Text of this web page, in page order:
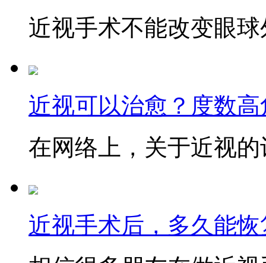
近视手术不能改变眼
近视可以治愈？度数
在网络上，关于近视
近视手术后，多久能